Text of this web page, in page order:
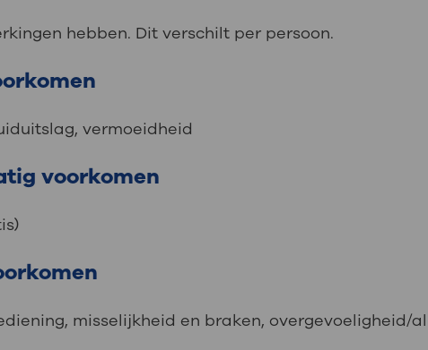
hebben. Dit verschilt per persoon.
vermoeidheid
voorkomen
misselijkheid en braken, overgevoeligheid/